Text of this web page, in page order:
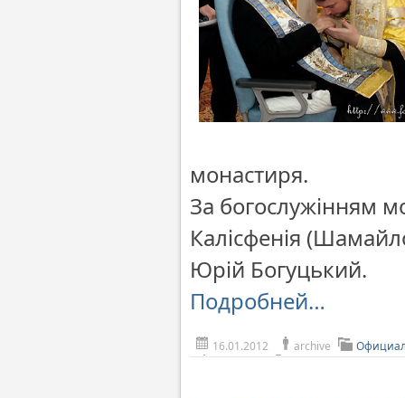
монастиря.
За богослужінням
Калісфенія
Юрій Богуцький.
Подробней…
16.01.2012 archive